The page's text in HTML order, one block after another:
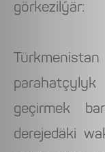
görkezilýär:
geçirmek
derejedäki